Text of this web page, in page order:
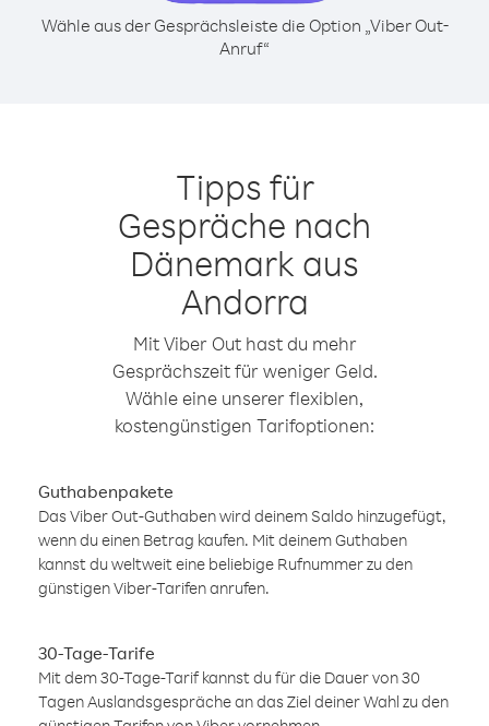
Wähle aus der Gesprächsleiste die Option „Viber Out-
Anruf“
Tipps für
Gespräche nach
Dänemark aus
Andorra
Mit Viber Out hast du mehr
Gesprächszeit für weniger Geld.
Wähle eine unserer flexiblen,
kostengünstigen Tarifoptionen:
Guthabenpakete
Das Viber Out-Guthaben wird deinem Saldo hinzugefügt,
wenn du einen Betrag kaufen. Mit deinem Guthaben
kannst du weltweit eine beliebige Rufnummer zu den
günstigen Viber-Tarifen anrufen.
30-Tage-Tarife
Mit dem 30-Tage-Tarif kannst du für die Dauer von 30
Tagen Auslandsgespräche an das Ziel deiner Wahl zu den